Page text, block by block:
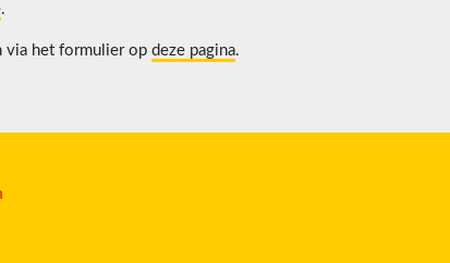
.
via het formulier op deze pagina.